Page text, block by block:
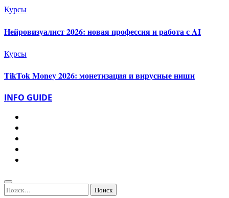
Курсы
Нейровизуалист 2026: новая профессия и работа с AI
Курсы
TikTok Money 2026: монетизация и вирусные ниши
INFO GUIDE
Найти: